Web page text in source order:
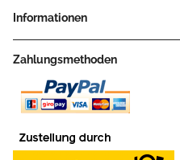
Informationen
Zahlungsmethoden